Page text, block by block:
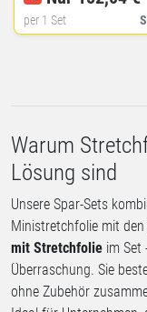
per 1 Set
Warum
Lösung sind
Unsere Spar-Sets
Ministretchfolie mit
mit Stretchfolie im Set
Überraschung. Sie
ohne Zubehör